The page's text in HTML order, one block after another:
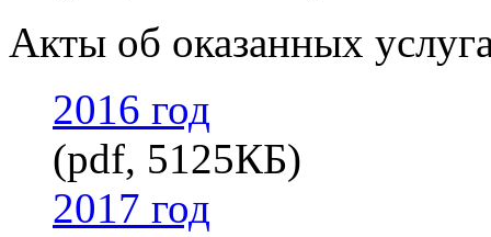
Акты об оказанных
2016 год
(pdf, 5125КБ)
2017 год